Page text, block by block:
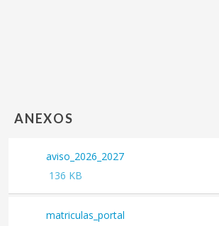
ANEXOS
aviso_2026_2027
136 KB
matriculas_portal